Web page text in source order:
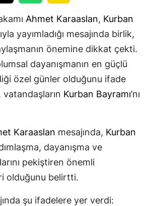
Ahmet Karaaslan, Kurban
yayımladığı mesajında birlik,
önemine dikkat çekti.
dayanışmanın en güçlü
özel günler olduğunu ifade
Kurban Bayramı’nı
Karaaslan mesajında, Kurban
dayanışma ve
pekiştiren önemli
olduğunu belirtti.
şu ifadelere yer verdi: